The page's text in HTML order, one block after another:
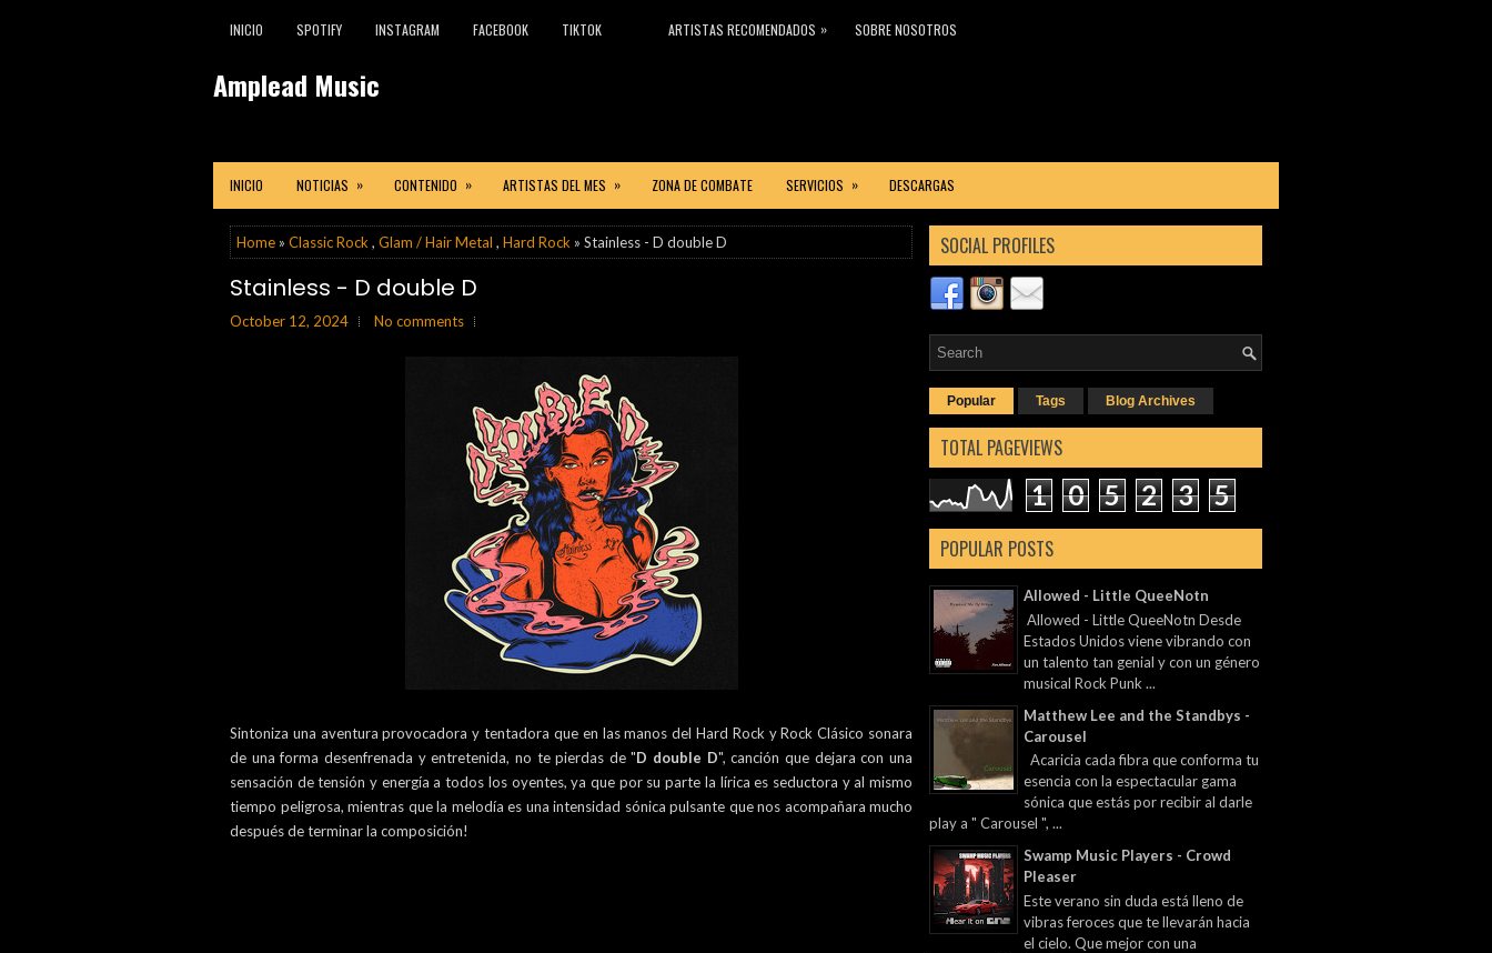
INICIO SPOTIFY INSTAGRAM FACEBOOK TIKTOK ARTISTAS RECOMENDADOS » SOBRE NOSOTROS
Amplead Music
INICIO NOTICIAS » CONTENIDO » ARTISTAS DEL MES » ZONA DE COMBATE SERVICIOS » DESCARGAS
Home » Classic Rock , Glam / Hair Metal , Hard Rock » Stainless - D double D
Stainless - D double D
October 12, 2024 No comments
Sintoniza una aventura provocadora y tentadora que en las manos del Hard Rock y Rock Clásico sonara
de una forma desenfrenada y entretenida, no te pierdas de "D double D", canción que dejara con una
sensación de tensión y energía a todos los oyentes, ya que por su parte la lírica es seductora y al mismo
tiempo peligrosa, mientras que la melodía es una intensidad sónica pulsante que nos acompañara mucho
después de terminar la composición!
SOCIAL PROFILES
Popular Tags Blog Archives
TOTAL PAGEVIEWS
1 0 5 2 3 5
POPULAR POSTS
Allowed - Little QueeNotn
Allowed - Little QueeNotn Desde
Estados Unidos viene vibrando con
un talento tan genial y con un género
musical Rock Punk ...
Matthew Lee and the Standbys -
Carousel
Acaricia cada fibra que conforma tu
esencia con la espectacular gama
sónica que estás por recibir al darle
play a " Carousel ", ...
Swamp Music Players - Crowd
Pleaser
Este verano sin duda está lleno de
vibras feroces que te llevarán hacia
el cielo. Que mejor con una